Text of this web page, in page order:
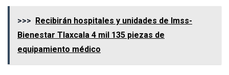
>>> Recibirán hospitales y unidades de Imss-
Bienestar Tlaxcala 4 mil 135 piezas de
equipamiento médico